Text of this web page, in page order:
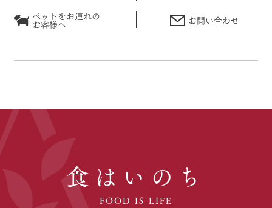
ペットをお連れの
お客様へ お問い合わせ
食はいのち
FOOD IS LIFE